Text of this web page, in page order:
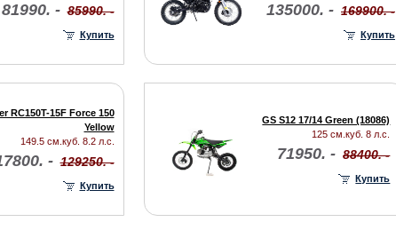
81990. - 85990. -
Купить
135000. - 169900. -
Купить
RC150T-15F Force 150
Yellow
149.5 см.куб. 8.2 л.с.
- 129250. -
Купить
GS S12 17/14 Green (18086)
125 см.куб. 8 л.с.
71950. - 88400. -
Купить